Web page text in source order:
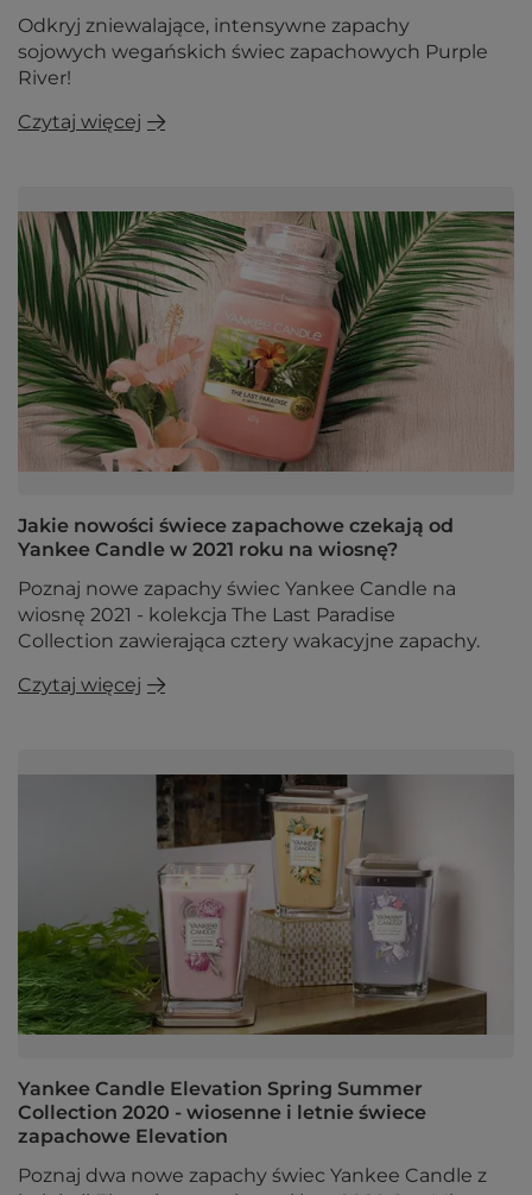
Odkryj zniewalające, intensywne zapachy
sojowych wegańskich świec zapachowych Purple
River!
Czytaj więcej
Jakie nowości świece zapachowe czekają od
Yankee Candle w 2021 roku na wiosnę?
Poznaj nowe zapachy świec Yankee Candle na
wiosnę 2021 - kolekcja The Last Paradise
Collection zawierająca cztery wakacyjne zapachy.
Czytaj więcej
Yankee Candle Elevation Spring Summer
Collection 2020 - wiosenne i letnie świece
zapachowe Elevation
Poznaj dwa nowe zapachy świec Yankee Candle z